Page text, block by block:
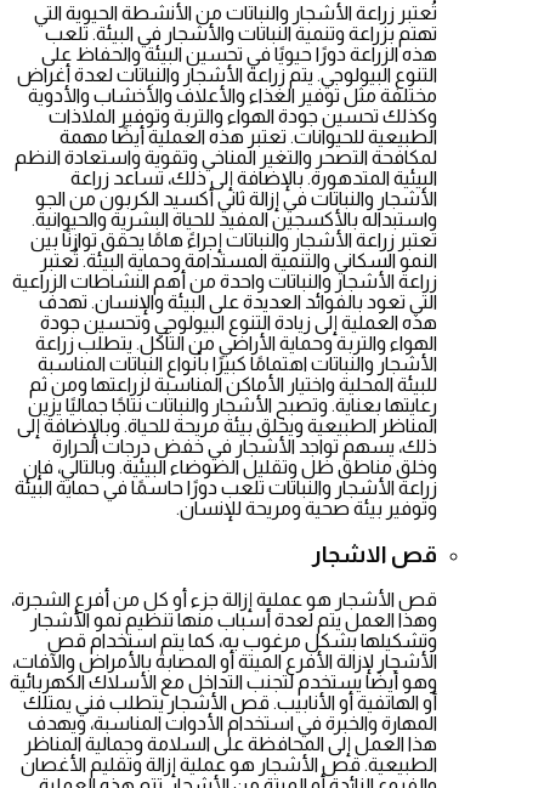
تُعتبر زراعة الأشجار والنباتات من الأنشطة الحيوية التي
تهتم بزراعة وتنمية النباتات والأشجار في البيئة. تلعب
هذه الزراعة دورًا حيويًا في تحسين البيئة والحفاظ على
التنوع البيولوجي. يتم زراعة الأشجار والنباتات لعدة أغراض
مختلفة مثل توفير الغذاء والأعلاف والأخشاب والأدوية
وكذلك تحسين جودة الهواء والتربة وتوفير الملاذات
الطبيعية للحيوانات. تعتبر هذه العملية أيضًا مهمة
لمكافحة التصحر والتغير المناخي وتقوية واستعادة النظم
البيئية المتدهورة. بالإضافة إلى ذلك، تساعد زراعة
الأشجار والنباتات في إزالة ثاني أكسيد الكربون من الجو
واستبداله بالأكسجين المفيد للحياة البشرية والحيوانية.
تعتبر زراعة الأشجار والنباتات إجراءً هامًا يحقق توازنًا بين
النمو السكاني والتنمية المستدامة وحماية البيئة. تُعتبر
زراعة الأشجار والنباتات واحدة من أهم النشاطات الزراعية
التي تعود بالفوائد العديدة على البيئة والإنسان. تهدف
هذه العملية إلى زيادة التنوع البيولوجي وتحسين جودة
الهواء والتربة وحماية الأراضي من التآكل. يتطلب زراعة
الأشجار والنباتات اهتمامًا كبيرًا بأنواع النباتات المناسبة
للبيئة المحلية واختيار الأماكن المناسبة لزراعتها ومن ثم
رعايتها بعناية. وتصبح الأشجار والنباتات نتاجًا جماليًا يزين
المناظر الطبيعية ويخلق بيئة مريحة للحياة. وبالإضافة إلى
ذلك، يسهم تواجد الأشجار في خفض درجات الحرارة
وخلق مناطق ظل وتقليل الضوضاء البيئية. وبالتالي، فإن
زراعة الأشجار والنباتات تلعب دورًا حاسمًا في حماية البيئة
وتوفير بيئة صحية ومريحة للإنسان.
قص الاشجار
قص الأشجار هو عملية إزالة جزء أو كل من أفرع الشجرة،
وهذا العمل يتم لعدة أسباب منها تنظيم نمو الأشجار
وتشكيلها بشكل مرغوب به، كما يتم استخدام قص
الأشجار لإزالة الأفرع الميتة أو المصابة بالأمراض والآفات،
وهو أيضًا يستخدم لتجنب التداخل مع الأسلاك الكهربائية
أو الهاتفية أو الأنابيب. قص الأشجار يتطلب فني يمتلك
المهارة والخبرة في استخدام الأدوات المناسبة، ويهدف
هذا العمل إلى المحافظة على السلامة وجمالية المناظر
الطبيعية. قص الأشجار هو عملية إزالة وتقليم الأغصان